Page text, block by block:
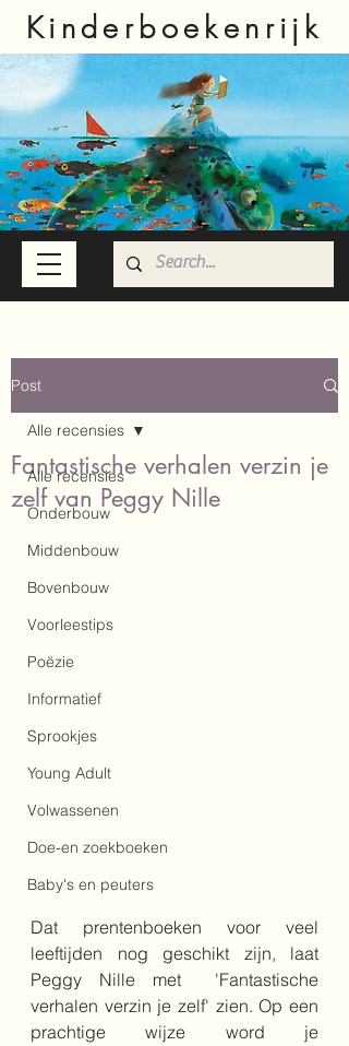
Kinderboekenrijk
Post
Alle recensies
Onderbouw
Middenbouw
Bovenbouw
Voorleestips
Poëzie
Informatief
Sprookjes
Young Adult
Volwassenen
Doe-en zoekboeken
Baby's en peuters
Alle recensies
Fantastische verhalen verzin je
zelf van Peggy Nille
Dat prentenboeken voor veel
leeftijden nog geschikt zijn, laat
Peggy Nille met  'Fantastische
verhalen verzin je zelf' zien. Op een
prachtige wijze word je